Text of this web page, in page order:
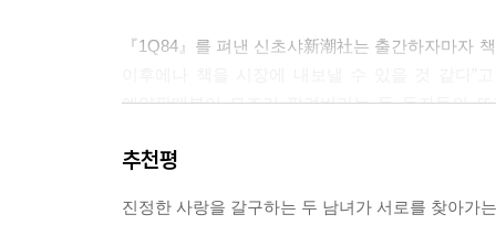
『1Q84』를 펴낸 신초샤新潮社는 출간하자마자
예약판매분이 모조리 팔려버리는 등 독자들의
독자들이 줄을 서서 구했던 『1Q84』 1,2권은 출
추천평
진정한 사랑을 갈구하는 두 남녀가 서로를 찾아가